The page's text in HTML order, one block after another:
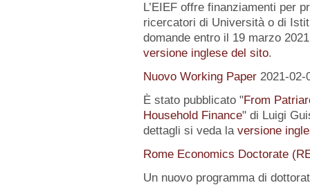
L’EIEF offre finanziamenti per
ricercatori di Università o di
domande entro il 19 marzo
versione inglese del sito.
Nuovo Working Paper 2021-02-
È stato pubblicato "From
Household Finance" di Luigi
dettagli si veda la versione
Rome Economics Doctorate
Un nuovo programma di